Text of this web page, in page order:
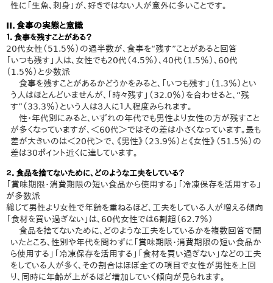
性に「生魚、刺身」が、好きではない人が意外に多いことです。
II．食事の実態と意識
１．食事を残すことがある？
20代女性（51.5％）の過半数が、食事を“残す”ことがあると回答
「いつも残す」人は、女性でも20代（4.5％）、40代（1.5％）、60代
（1.5％）と少数派
食事を残すことがあるかどうかをみると、「いつも残す」（1.3％）とい
う人はほとんどいませんが、「時々残す」（32.0％）を合わせると、“残
す”（33.3％）という人は３人に１人程度みられます。
性・年代別にみると、いずれの年代でも男性より女性の方が残すこと
が多くなっていますが、＜60代＞ではその差は小さくなっています。最も
差が大きいのは＜20代＞で、《男性》（23.9％）と《女性》（51.5％）の
差は30ポイント近くに達しています。
２．食品を捨てないために、どのような工夫をしている？
「賞味期限・消費期限の短い食品から使用する」「冷凍保存を活用する」
が多数派
総じて男性より女性で年齢を重ねるほど、工夫をしている人が増える傾向
「食材を買い過ぎない」は、60代女性では6割超（62.7％）
食品を捨てないために、どのような工夫をしているかを複数回答で聞
いたところ、性別や年代を問わずに「賞味期限・消費期限の短い食品か
ら使用する」「冷凍保存を活用する」「食材を買い過ぎない」などの工夫
をしている人が多く、その割合はほぼ全ての項目で女性が男性を上回
り、同時に年齢が上がるほど増加していく傾向が見られます。